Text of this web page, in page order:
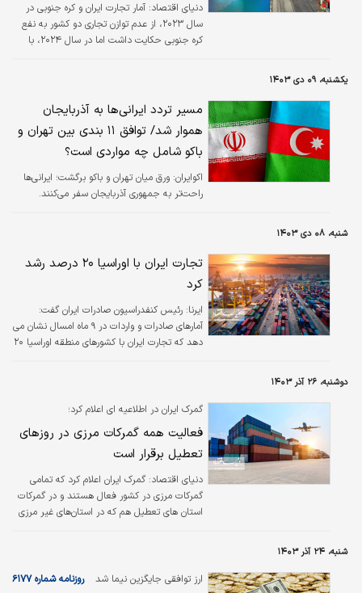
دنیای اقتصاد: آمار تجارت ایران و کره جنوبی در
سال ۲۰۲۳، از عدم توازن تجاری دو کشور به نفع
کره جنوبی حکایت داشت اما در سال ۲۰۲۴، با
یکشنبه، ۰۹ دی ۱۴۰۳
مسیر تردد ایرانی‌ها به آذربایجان
هموار شد/ توافق ۱۱ بندی بین تهران و
باکو شامل چه مواردی است؟
اکوایران: ورق میان تهران و باکو برگشت؛ ایرانی‌ها
راحت‌تر به جمهوری آذربایجان سفر می‌کنند.
شنبه، ۰۸ دی ۱۴۰۳
تجارت ایران با اوراسیا ۲۰ درصد رشد
کرد
ایرنا: رئیس کنفدراسیون صادرات ایران گفت:
آمارهای صادرات و واردات در ۹ ماه امسال نشان می
دهد که تجارت ایران با کشورهای منطقه اوراسیا ۲۰
دوشنبه، ۲۶ آذر ۱۴۰۳
گمرک ایران در اطلاعیه ای اعلام کرد؛
فعالیت همه گمرکات مرزی در روزهای
تعطیل برقرار است
دنیای اقتصاد: گمرک ایران اعلام کرد که تمامی
گمرکات مرزی در کشور فعال هستند و در گمرکات
استان های تعطیل هم که در استان‌های غیر مرزی
شنبه، ۲۴ آذر ۱۴۰۳
ارز توافقی جایگزین نیما شد روزنامه شماره ۶۱۷۷